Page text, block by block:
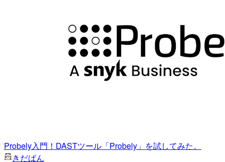
Probely入門！DASTツール「Probely」を試してみた。
きだぱん